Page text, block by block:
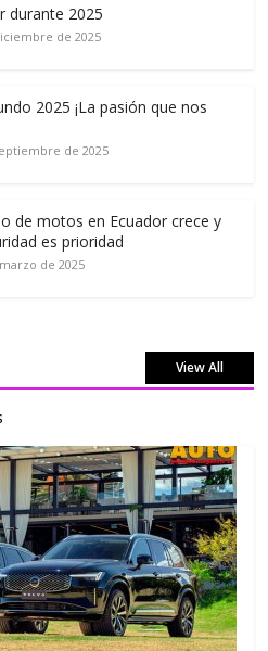
durante 2025
de 2025
2025 ¡La pasión que nos
de 2025
de motos en Ecuador crece y
es prioridad
de 2025
View All